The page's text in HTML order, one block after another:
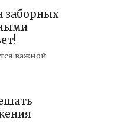
заборных
важной